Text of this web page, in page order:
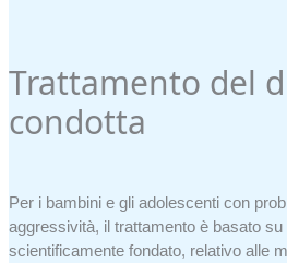
Trattamento del
condotta
Per i bambini e gli adolescenti con
aggressività, il trattamento è basato
scientificamente fondato, relativo alle